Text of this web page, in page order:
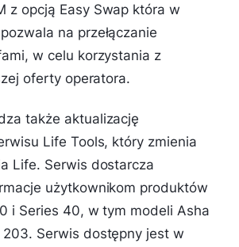
z opcją Easy Swap która w
na przełączanie
w celu korzystania z
oferty operatora.
także aktualizację
Life Tools, który zmienia
Life. Serwis dostarcza
użytkownikom produktów
i Series 40, w tym modeli Asha
203. Serwis dostępny jest w